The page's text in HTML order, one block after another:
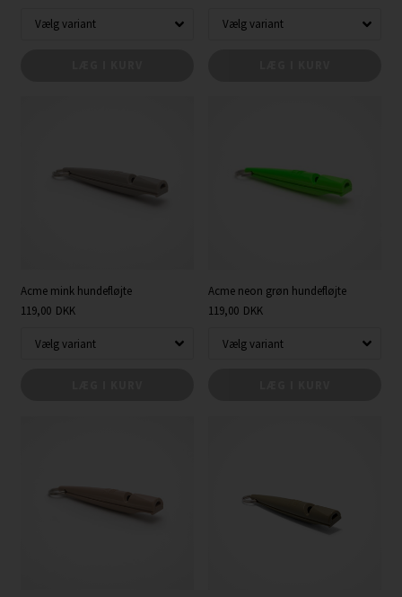
Acme mink hundefløjte
119,00 DKK
Acme neon grøn hundefløjte
119,00 DKK